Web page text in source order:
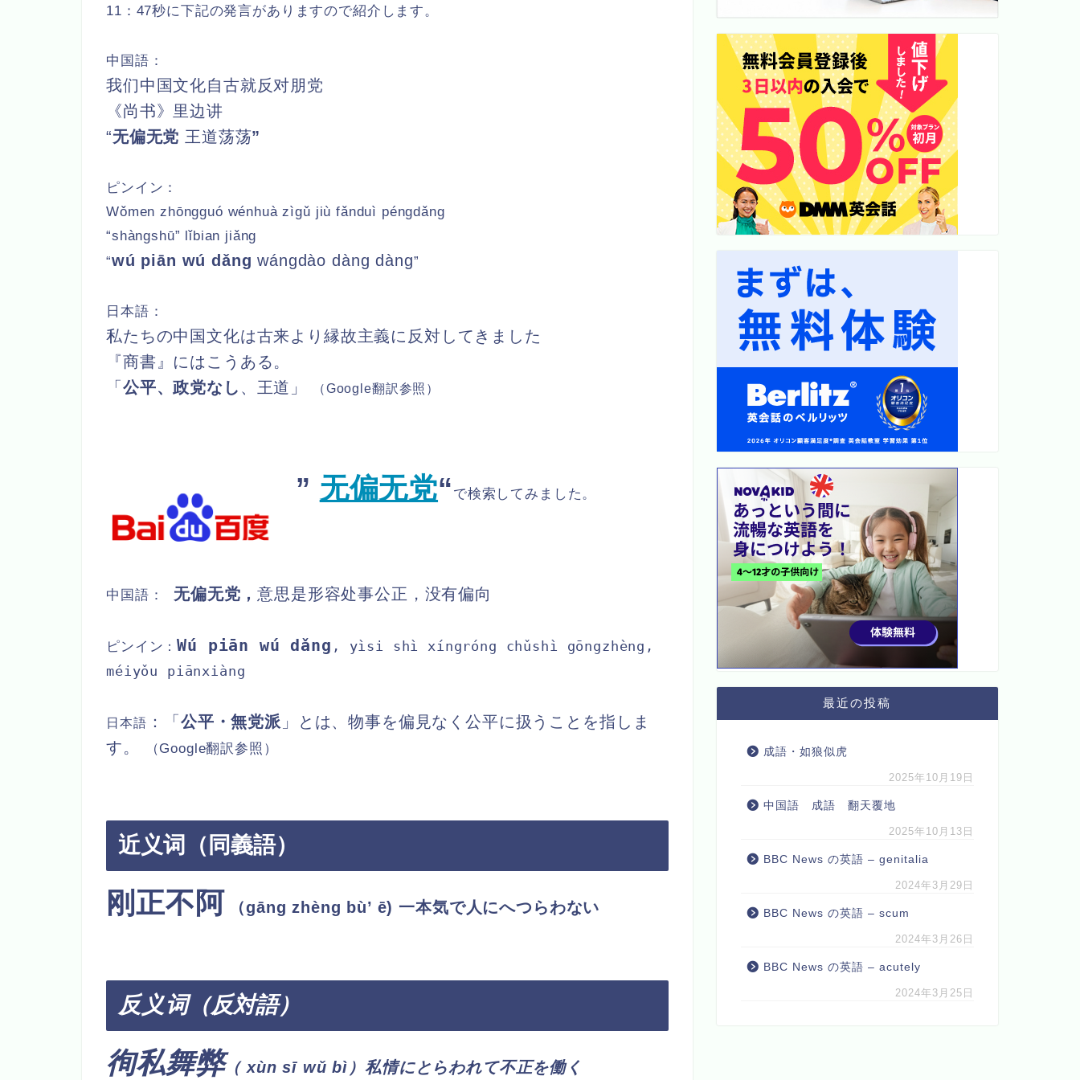
11：47秒に下記の発言がありますので紹介します。
中国語：
我们中国文化自古就反对朋党
《尚书》里边讲
“无偏无党 王道荡荡”
ピンイン：
Wǒmen zhōngguó wénhuà zìgǔ jiù fǎnduì péngdǎng
“shàngshū” lǐbian jiǎng
“wú piān wú dǎng wángdào dàng dàng”
日本語：
私たちの中国文化は古来より縁故主義に反対してきました
『商書』にはこうある。
「 公平、政党なし 、王道」 （Google翻訳参照）
” 无偏无党“ で検索してみました。
中国語： 无偏无党，意思是形容处事公正，没有偏向
ピンイン ：Wú piān wú dǎng , yìsi shì xíngróng chǔshì gōngzhèng,
méiyǒu piānxiàng
日本語 ： 「 公平・無党派 」とは、物事を偏見なく公平に扱うことを指しま
す。
（Google翻訳参照）
近义词（同義語）
刚正不阿 （gāng zhèng bù’ ē) 一本気で人にへつらわない
反义词（反対語）
徇私舞弊（xùn sī wǔ bì ）私情にとらわれて不正を働く
最近の投稿
成語・如狼似虎
2025年10月19日
中国語 成語 翻天覆地
2025年10月13日
BBC News の英語 – genitalia
2024年3月29日
BBC News の英語 – scum
2024年3月26日
BBC News の英語 – acutely
2024年3月25日